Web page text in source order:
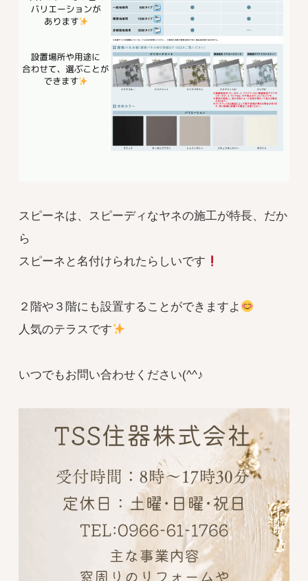
スピーネは、スピーディなヤネの施工が特長、だか
ら
スピーネと名付けられたらしいです
２階や３階にも設置することができますよ
人気のテラスです
いつでもお問い合わせください(^^♪